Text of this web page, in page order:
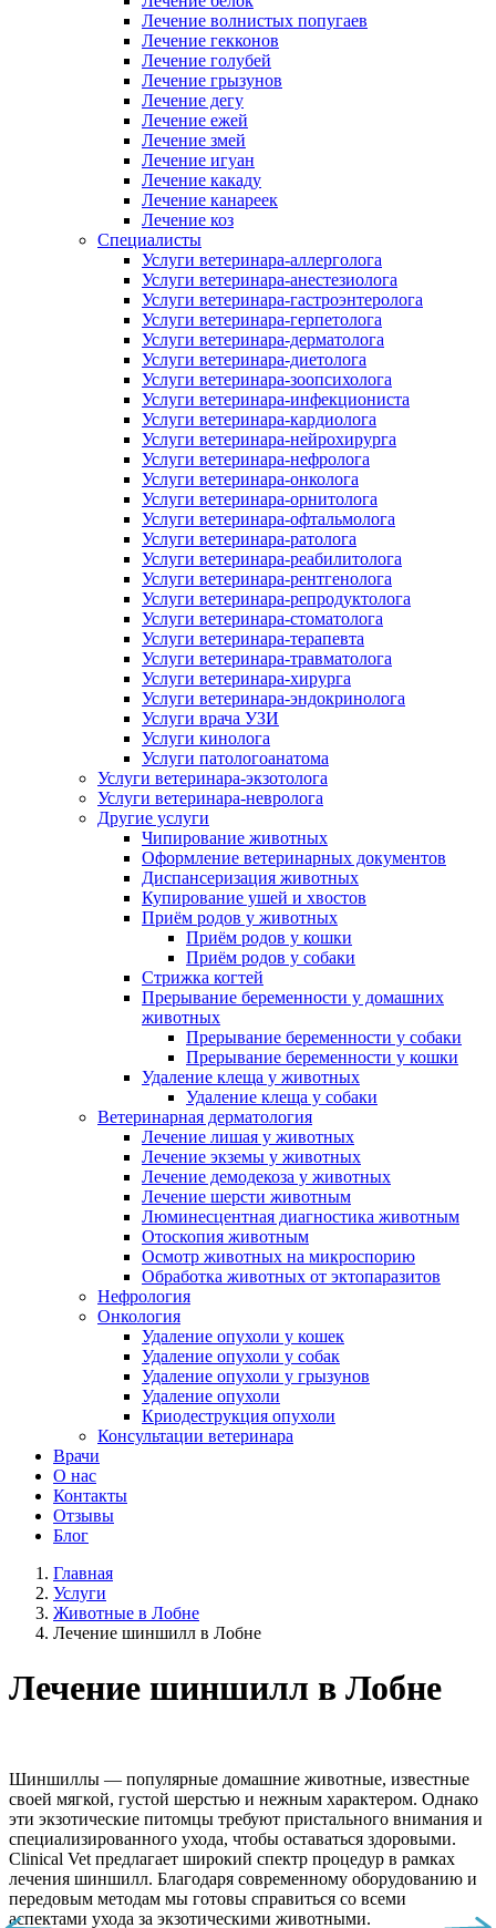
Лечение волнистых попугаев
Лечение гекконов
Лечение голубей
Лечение грызунов
Лечение дегу
Лечение ежей
Лечение змей
Лечение игуан
Лечение какаду
Лечение канареек
Лечение коз
Специалисты
Услуги ветеринара-аллерголога
Услуги ветеринара-анестезиолога
Услуги ветеринара-гастроэнтеролога
Услуги ветеринара-герпетолога
Услуги ветеринара-дерматолога
Услуги ветеринара-диетолога
Услуги ветеринара-зоопсихолога
Услуги ветеринара-инфекциониста
Услуги ветеринара-кардиолога
Услуги ветеринара-нейрохирурга
Услуги ветеринара-нефролога
Услуги ветеринара-онколога
Услуги ветеринара-орнитолога
Услуги ветеринара-офтальмолога
Услуги ветеринара-ратолога
Услуги ветеринара-реабилитолога
Услуги ветеринара-рентгенолога
Услуги ветеринара-репродуктолога
Услуги ветеринара-стоматолога
Услуги ветеринара-терапевта
Услуги ветеринара-травматолога
Услуги ветеринара-хирурга
Услуги ветеринара-эндокринолога
Услуги врача УЗИ
Услуги кинолога
Услуги патологоанатома
Услуги ветеринара-экзотолога
Услуги ветеринара-невролога
Другие услуги
Чипирование животных
Оформление ветеринарных документов
Диспансеризация животных
Купирование ушей и хвостов
Приём родов у животных
Приём родов у кошки
Приём родов у собаки
Стрижка когтей
Прерывание беременности у домашних
животных
Прерывание беременности у собаки
Прерывание беременности у кошки
Удаление клеща у животных
Удаление клеща у собаки
Ветеринарная дерматология
Лечение лишая у животных
Лечение экземы у животных
Лечение демодекоза у животных
Лечение шерсти животным
Люминесцентная диагностика животным
Отоскопия животным
Осмотр животных на микроспорию
Обработка животных от эктопаразитов
Нефрология
Онкология
Удаление опухоли у кошек
Удаление опухоли у собак
Удаление опухоли у грызунов
Удаление опухоли
Криодеструкция опухоли
Консультации ветеринара
Врачи
О нас
Контакты
Отзывы
Блог
Главная
Услуги
Животные в Лобне
Лечение шиншилл в Лобне
Лечение шиншилл в Лобне
Шиншиллы — популярные домашние животные, известные
своей мягкой, густой шерстью и нежным характером. Однако
эти экзотические питомцы требуют пристального внимания и
специализированного ухода, чтобы оставаться здоровыми.
Clinical Vet предлагает широкий спектр процедур в рамках
лечения шиншилл. Благодаря современному оборудованию и
передовым методам мы готовы справиться со всеми
аспектами ухода за экзотическими животными.